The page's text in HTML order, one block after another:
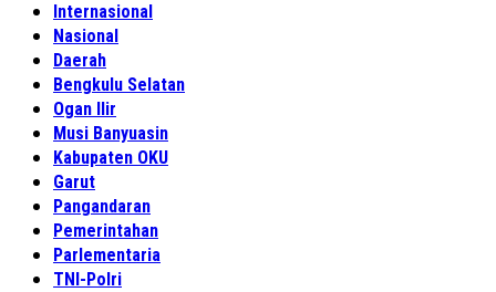
Internasional
Nasional
Daerah
Bengkulu Selatan
Ogan Ilir
Musi Banyuasin
Kabupaten OKU
Garut
Pangandaran
Pemerintahan
Parlementaria
TNI-Polri